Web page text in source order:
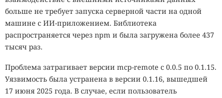
больше не требует запуска серверной части на одной
машине с ИИ-приложением. Библиотека
распространяется через npm и была загружена более 437
тысяч раз.
Проблема затрагивает версии mcp-remote с 0.0.5 по 0.1.15.
Уязвимость была устранена в версии 0.1.16, вышедшей
17 июня 2025 года. В случае, если пользователь